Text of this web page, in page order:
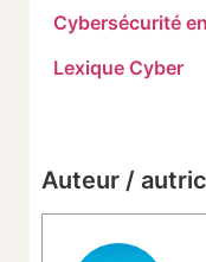
Cybersécurité
Lexique Cyber
Auteur /